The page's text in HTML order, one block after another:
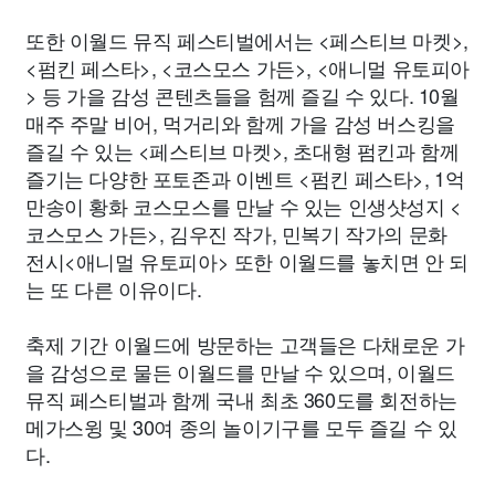
또한 이월드 뮤직 페스티벌에서는 <페스티브 마켓>,
<펌킨 페스타>, <코스모스 가든>, <애니멀 유토피아
> 등 가을 감성 콘텐츠들을 험께 즐길 수 있다. 10월
매주 주말 비어, 먹거리와 함께 가을 감성 버스킹을
즐길 수 있는 <페스티브 마켓>, 초대형 펌킨과 함께
즐기는 다양한 포토존과 이벤트 <펌킨 페스타>, 1억
만송이 황화 코스모스를 만날 수 있는 인생샷성지 <
코스모스 가든>, 김우진 작가, 민복기 작가의 문화
전시<애니멀 유토피아> 또한 이월드를 놓치면 안 되
는 또 다른 이유이다.
축제 기간 이월드에 방문하는 고객들은 다채로운 가
을 감성으로 물든 이월드를 만날 수 있으며, 이월드
뮤직 페스티벌과 함께 국내 최초 360도를 회전하는
메가스윙 및 30여 종의 놀이기구를 모두 즐길 수 있
다.